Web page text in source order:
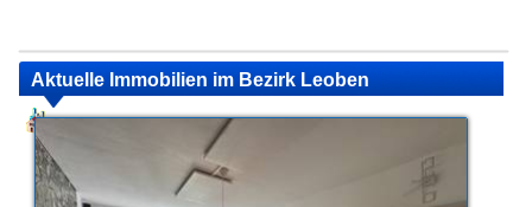
Aktuelle Immobilien im Bezirk Leoben